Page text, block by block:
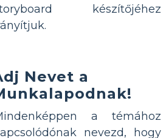
készítőjéhez
Nevet a
a témához
nevezd, hogy